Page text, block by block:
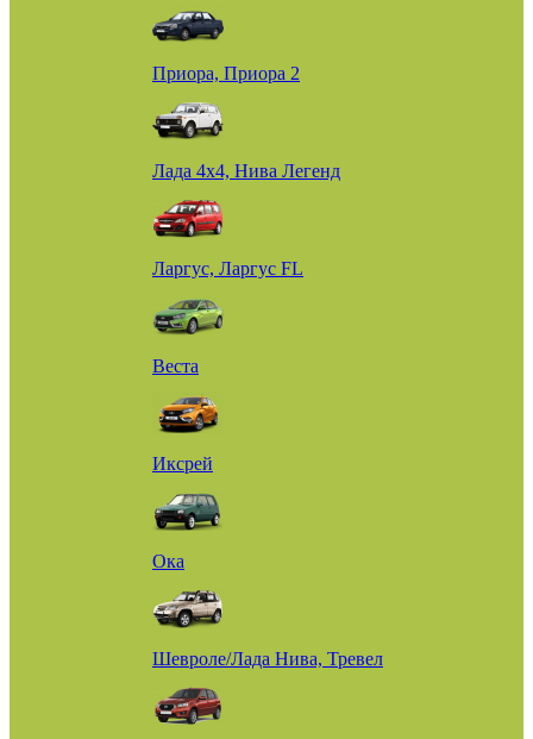
Приора, Приора 2
Лада 4х4, Нива Легенд
Ларгус, Ларгус FL
Веста
Иксрей
Ока
Шевроле/Лада Нива, Тревел